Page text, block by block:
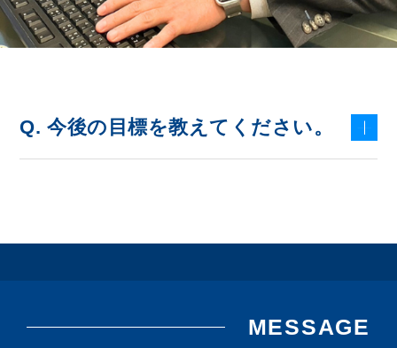
Q. 今後の目標を教えてください。
MESSAGE